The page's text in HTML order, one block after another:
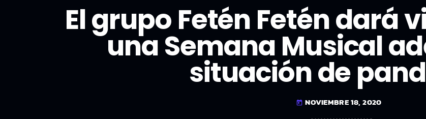
El grupo Fetén Fetén dará
una Semana Musical
situación de
today NOVIEMBRE 18, 2020